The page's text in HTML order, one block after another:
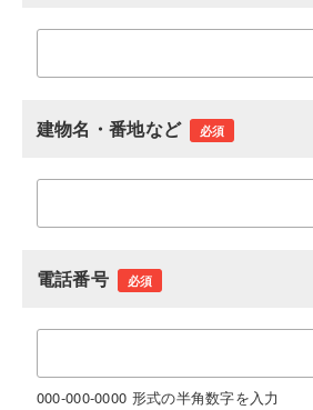
建物名・番地など 必須
電話番号 必須
000-000-0000 形式の半角数字を入力